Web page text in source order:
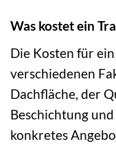
Was kostet ein
Die Kosten für
verschiedenen
Dachfläche, der
Beschichtung
konkretes